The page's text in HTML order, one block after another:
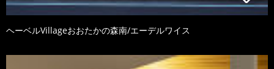
ヘーベルVillageおおたかの森南/エーデルワイス